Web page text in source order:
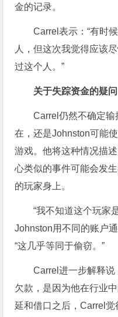
金的记录。
Carrel表示：“有时
人，但这次我觉得应该
过这个人。”
关于失踪资金的疑问
Carrel仍然不确定
在，还是Johnston可能
游戏。他将这种情况描
心类似的事件可能会发
的玩家身上。
“我不知道这个玩家
Johnston用不同的账户
“这几乎等同于偷窃。”
Carrel进一步解释
欠款，是因为他在行业
延和借口之后，Carrel